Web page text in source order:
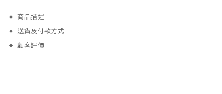
商品描述
送貨及付款方式
顧客評價